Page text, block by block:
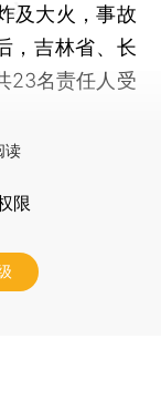
及大火，事故
，吉林省、长
23名责任人受
读
限